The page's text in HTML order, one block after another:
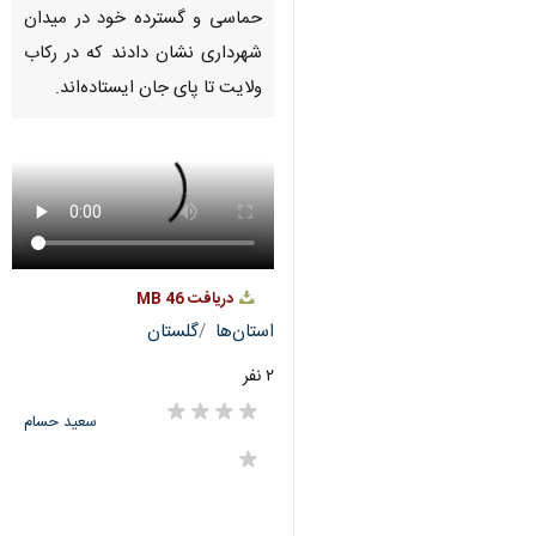
fullscreen
گرگان - ایرنا - گرگان این روزها
میزبان صحنه‌هایی بی‌نظیر از عشق
ولایت‌مدار این شهر با حضور
حماسی و گسترده خود در میدان
شهرداری نشان دادند که در رکاب
ولایت تا پای جان ایستاده‌اند.
استان‌ها گلستان
۲ نفر
سعید حسام